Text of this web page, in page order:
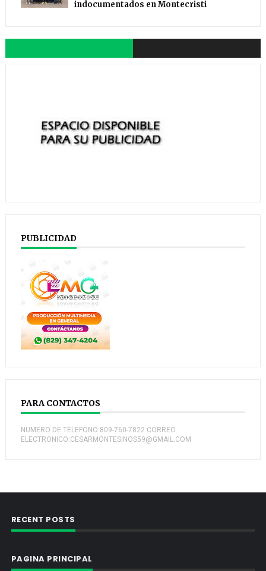
indocumentados en Montecristi
PUBLICIDAD
PARA CONTACTOS
NUMERO DE TELEFONO:809-760-7822 CORREO
ELECTRONICO:CESARMONTESINOS59@GMAIL.COM
RECENT POSTS
PAGINA PRINCIPAL